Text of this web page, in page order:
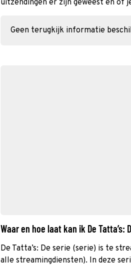
uitzendingen er zijn geweest en of
Geen terugkijk informatie
Waar en hoe laat kan ik De
De Tatta’s: De serie (serie) is te
alle streamingdiensten). In deze